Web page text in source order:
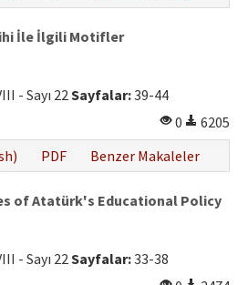
İle İlgili Motifler
- Sayı 22Sayfalar:39-44
0
6205
PDF Benzer Makaleler
of Atatürk's Educational Policy
- Sayı 22Sayfalar:33-38